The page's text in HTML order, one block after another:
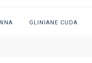
GLINIANE CUDA